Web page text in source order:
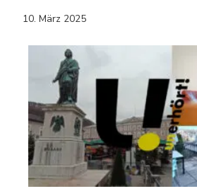
10. März 2025